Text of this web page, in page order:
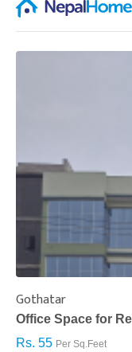
Gothatar
Office Space for
Rs. 55 Per Sq.Feet